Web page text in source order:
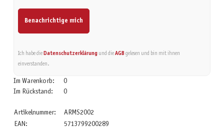
Benachrichtige mich
Ich habe die Datenschutzerklärungund die AGBgelesen und bin mit ihnen
einverstanden.
Im Warenkorb:
0
Im Rückstand:
0
Artikelnummer:
ARMS2002
EAN:
5713799200289